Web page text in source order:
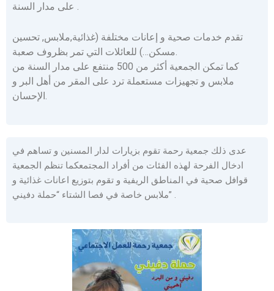
على مدار السنة .
تقدم خدمات صحية و إعانات مختلفة (غذائية,ملابس, تحسين
مسكن…) للعائلات التي تمر بظروف صعبة.
كما تمكن الجمعية أكثر من 500 منتفع على مدار السنة من
ملابس و تجهيزات مستعملة ترد على المقر من أهل البر و
الإحسان.
عدى ذلك جمعية رحمة تقوم بزيارات لدار المسنين و تساهم في
ادخال الفرحة لهذه الفئات من أفراد المجتمعكما تنظم الجمعية
قوافل صحية في المناطق الريفية و تقوم بتوزيع اعانات غذائية و
ملابس خاصة في فصا الشتاء “حملة دفيني” .